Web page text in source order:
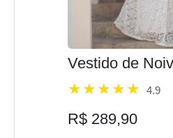
Vestido de
4.9
R$ 289,90